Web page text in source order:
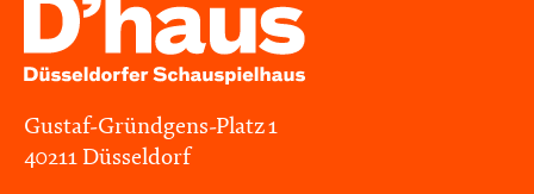
Gustaf-Gründgens-Platz 1
40211 Düsseldorf